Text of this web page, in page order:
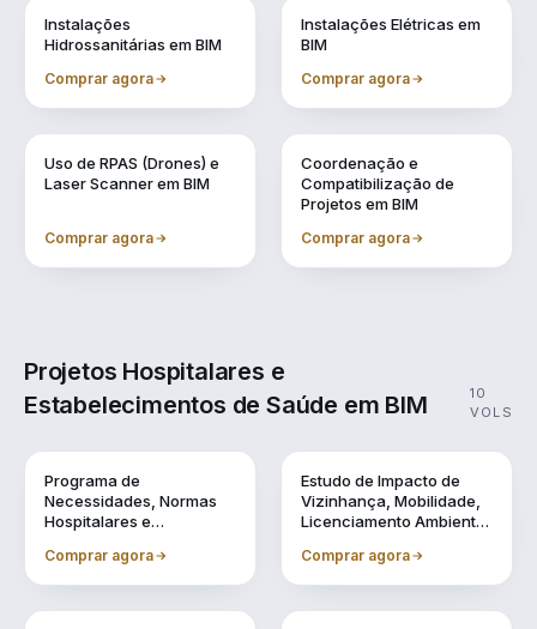
Instalações
Hidrossanitárias em BIM
Comprar agora
Instalações Elétricas em
BIM
Comprar agora
Uso de RPAS (Drones) e
Laser Scanner em BIM
Comprar agora
Coordenação e
Compatibilização de
Projetos em BIM
Comprar agora
Projetos Hospitalares e
Estabelecimentos de Saúde em BIM
10
VOLS
Programa de
Necessidades, Normas
Hospitalares e
Equipamentos Médicos
Comprar agora
Estudo de Impacto de
Vizinhança, Mobilidade,
Licenciamento Ambiental
Comprar agora